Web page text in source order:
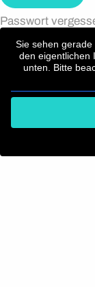
Passwort
Sie sehen
den eigentlichen
unten. Bitte